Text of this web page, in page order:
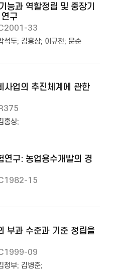
능과 역할정립 및 중장기
구
33
석두; 김홍상; 이규천; 문순
사업의 추진체계에 관한
홍상;
연구: 농업용수개발의 경
15
부과 수준과 기준 정립을
09
정부; 김병준;